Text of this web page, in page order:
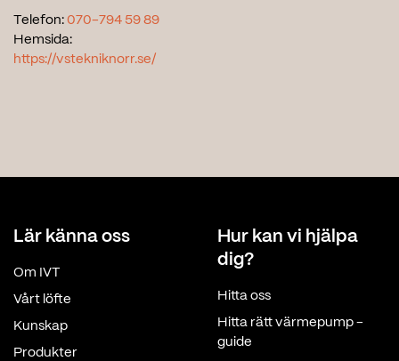
Telefon: 070-794 59 89
Hemsida:
https://vstekniknorr.se/
Lär känna oss
Om IVT
Vårt löfte
Kunskap
Produkter
Hur kan vi hjälpa
dig?
Hitta oss
Hitta rätt värmepump -
guide